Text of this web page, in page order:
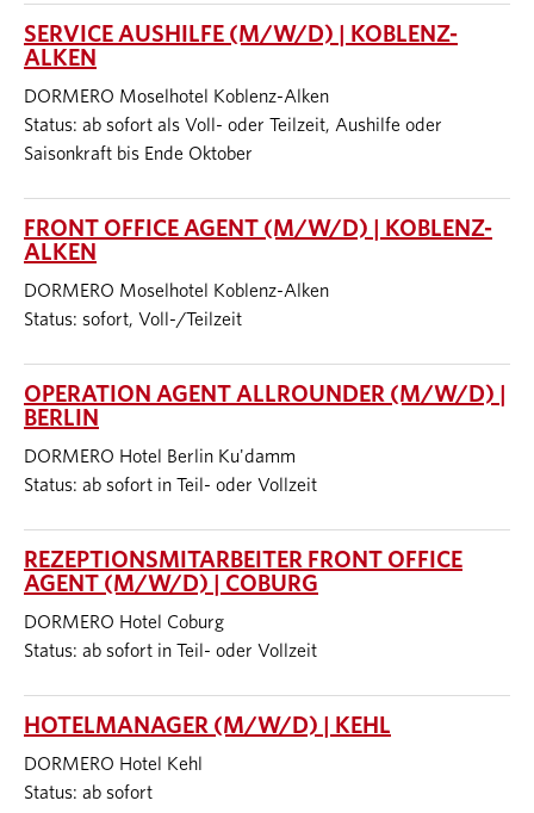
SERVICE AUSHILFE (M/W/D) | KOBLENZ-
ALKEN
DORMERO Moselhotel Koblenz-Alken
Status: ab sofort als Voll- oder Teilzeit, Aushilfe oder
Saisonkraft bis Ende Oktober
FRONT OFFICE AGENT (M/W/D) | KOBLENZ-
ALKEN
DORMERO Moselhotel Koblenz-Alken
Status: sofort, Voll-/Teilzeit
OPERATION AGENT ALLROUNDER (M/W/D) |
BERLIN
DORMERO Hotel Berlin Ku'damm
Status: ab sofort in Teil- oder Vollzeit
REZEPTIONSMITARBEITER FRONT OFFICE
AGENT (M/W/D) | COBURG
DORMERO Hotel Coburg
Status: ab sofort in Teil- oder Vollzeit
HOTELMANAGER (M/W/D) | KEHL
DORMERO Hotel Kehl
Status: ab sofort